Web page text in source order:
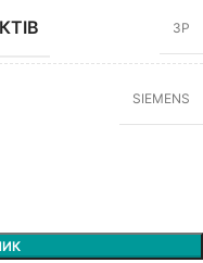
3P
SIEMENS